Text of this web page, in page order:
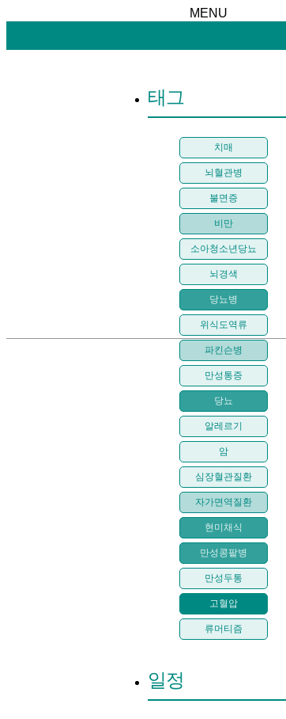
MENU
태그
치매
뇌혈관병
불면증
비만
소아청소년당뇨
뇌경색
당뇨병
위식도역류
파킨슨병
만성통증
당뇨
알레르기
암
심장혈관질환
자가면역질환
현미채식
만성콩팥병
만성두통
고혈압
류머티즘
일정